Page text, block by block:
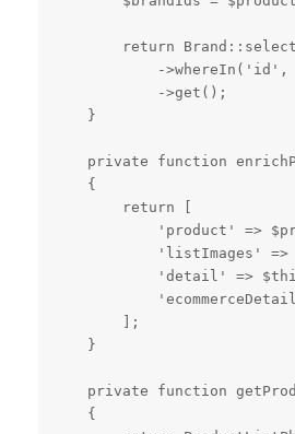
return
->whereIn('id',
            ->get();
    }
private function
    {
        return [
'product' =>
'listImages'
'detail' =>
        ];
    }
private function
    {